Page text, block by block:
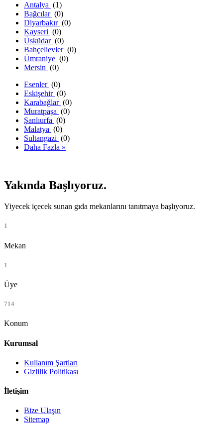
Antalya (1)
Bağcılar (0)
Diyarbakır (0)
Kayseri (0)
Üsküdar (0)
Bahçelievler (0)
Ümraniye (0)
Mersin (0)
Esenler (0)
Eskişehir (0)
Karabağlar (0)
Muratpaşa (0)
Şanlıurfa (0)
Malatya (0)
Sultangazi (0)
Daha Fazla »
Yakında Başlıyoruz.
Yiyecek içecek sunan gıda mekanlarını tanıtmaya başlıyoruz.
1
Mekan
1
Üye
714
Konum
Kurumsal
Kullanım Şartları
Gizlilik Politikası
İletişim
Bize Ulaşın
Sitemap